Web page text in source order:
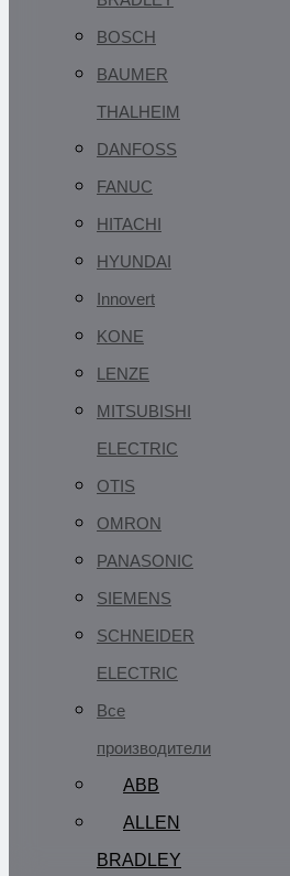
BOSCH
BAUMER
THALHEIM
DANFOSS
FANUC
HITACHI
HYUNDAI
Innovert
KONE
LENZE
MITSUBISHI
ELECTRIC
OTIS
OMRON
PANASONIC
SIEMENS
SCHNEIDER
ELECTRIC
Все
производители
ABB
ALLEN
BRADLEY